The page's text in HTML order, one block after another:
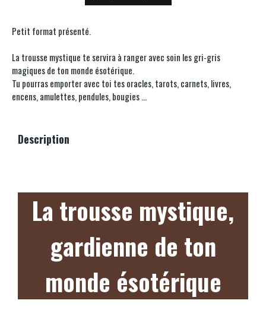
Petit format présenté.
La trousse mystique te servira à ranger avec soin les gri-gris
magiques de ton monde ésotérique.
Tu pourras emporter avec toi tes oracles, tarots, carnets, livres,
encens, amulettes, pendules, bougies ...
Description
La trousse mystique,
gardienne de ton
monde ésotérique